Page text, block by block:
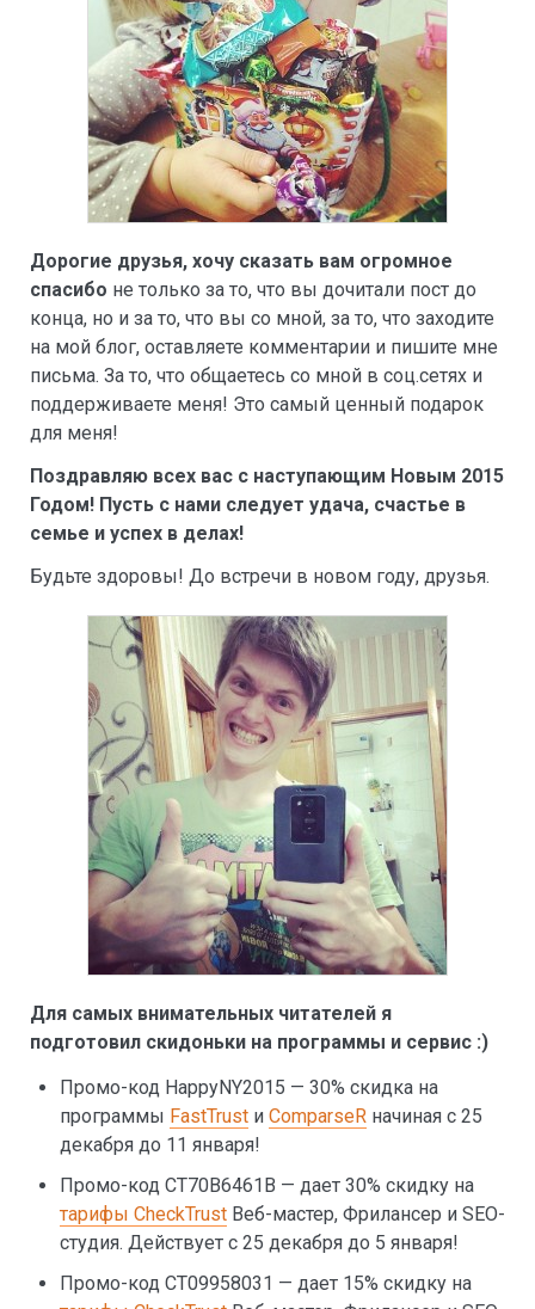
Дорогие друзья, хочу сказать вам огромное
спасибо не только за то, что вы дочитали пост до
конца, но и за то, что вы со мной, за то, что заходите
на мой блог, оставляете комментарии и пишите мне
письма. За то, что общаетесь со мной в соц.сетях и
поддерживаете меня! Это самый ценный подарок
для меня!
Поздравляю всех вас с наступающим Новым 2015
Годом! Пусть с нами следует удача, счастье в
семье и успех в делах!
Будьте здоровы! До встречи в новом году, друзья.
Для самых внимательных читателей я
подготовил скидоньки на программы и сервис :)
Промо-код HappyNY2015 — 30% скидка на
программы FastTrust и ComparseR начиная с 25
декабря до 11 января!
Промо-код CT70B6461B — дает 30% скидку на
тарифы CheckTrust Веб-мастер, Фрилансер и SEO-
студия. Действует с 25 декабря до 5 января!
Промо-код CT09958031 — дает 15% скидку на